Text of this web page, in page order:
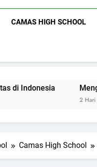
CAMAS HIGH SCHOOL
Mengenal
Camas High School